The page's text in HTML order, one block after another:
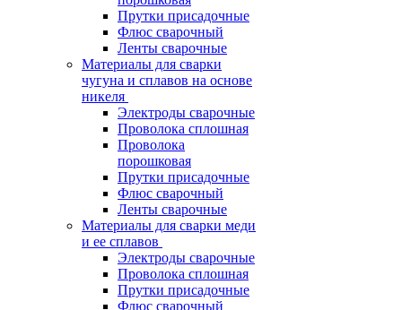
Прутки присадочные
Флюс сварочный
Ленты сварочные
Материалы для сварки
чугуна и сплавов на основе
никеля
Электроды сварочные
Проволока сплошная
Проволока
порошковая
Прутки присадочные
Флюс сварочный
Ленты сварочные
Материалы для сварки меди
и ее сплавов
Электроды сварочные
Проволока сплошная
Прутки присадочные
Флюс сварочный